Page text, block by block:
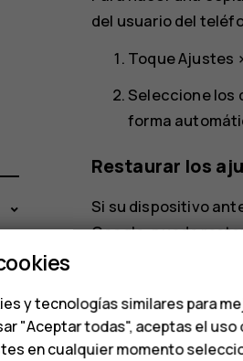
del usuario del
ToqueAjustes >
Seleccione los
forma
Restaurar los
Si su dispositivo
Google, puede
CambieCopia
y tecnologías similares para
"Aceptar todas", aceptas el
en cualquier momento